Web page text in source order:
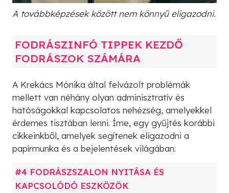
A továbbképzések között nem könnyű eligazodni.
FODRÁSZINFÓ TIPPEK KEZDŐ
FODRÁSZOK SZÁMÁRA
A Krekács Mónika által felvázolt problémák
mellett van néhány olyan adminisztratív és
hatóságokkal kapcsolatos nehézség, amelyekkel
érdemes tisztában lenni. Íme, egy gyűjtés korábbi
cikkeinkből, amelyek segítenek eligazodni a
papírmunka és a bejelentések világában:
#4 FODRÁSZSZALON NYITÁSA ÉS
KAPCSOLÓDÓ ESZKÖZÖK